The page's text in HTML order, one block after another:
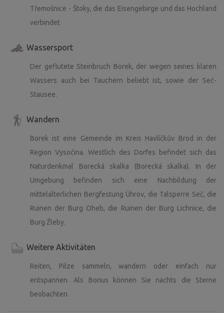
Třemošnice - Štoky, die das Eisengebirge und das Hochland
verbindet
Wassersport
Der geflutete Steinbruch Borek, der wegen seines klaren
Wassers auch bei Tauchern beliebt ist, sowie der Seč-
Stausee.
Wandern
Borek ist eine Gemeinde im Kreis Havlíčkův Brod in der
Region Vysočina. Westlich des Dorfes befindet sich das
Naturdenkmal Borecká skalka (Borecká skalka). In der
Umgebung befinden sich eine Nachbildung der
mittelalterlichen Bergfestung Úhrov, die Talsperre Seč, die
Ruinen der Burg Oheb, die Ruinen der Burg Lichnice, die
Burg Žleby.
Weitere Aktivitäten
Reiten, Pilze sammeln, wandern oder einfach nur
entspannen. Als Bonus können Sie nachts die Sterne
beobachten.